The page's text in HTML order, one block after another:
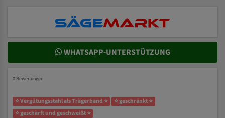
WHATSAPP-UNTERSTÜTZUNG
0 Bewertungen
⭐ Vergütungsstahl als Trägerband ⭐
⭐ geschränkt ⭐
⭐ geschärft und geschweißt ⭐